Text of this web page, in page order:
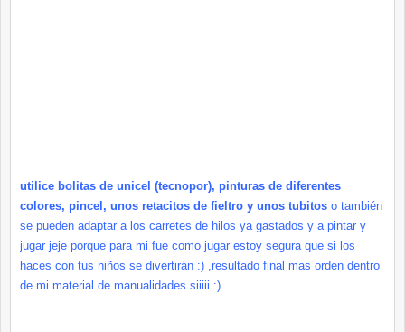
utilice bolitas de unicel (tecnopor), pinturas de diferentes
colores, pincel, unos retacitos de fieltro y unos tubitos o también
se pueden adaptar a los carretes de hilos ya gastados y a pintar y
jugar jeje porque para mi fue como jugar estoy segura que si los
haces con tus niños se divertirán :) ,resultado final mas orden dentro
de mi material de manualidades siiiii :)